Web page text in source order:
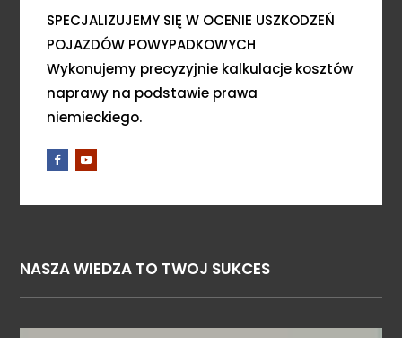
SPECJALIZUJEMY SIĘ W OCENIE USZKODZEŃ
POJAZDÓW POWYPADKOWYCH
Wykonujemy precyzyjnie kalkulacje kosztów
naprawy na podstawie prawa
niemieckiego.
NASZA WIEDZA TO TWOJ SUKCES